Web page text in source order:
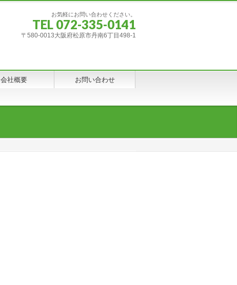
お気軽にお問い合わせください。
TEL 072-335-0141
〒580-0013大阪府松原市丹南6丁目498-1
会社概要 お問い合わせ